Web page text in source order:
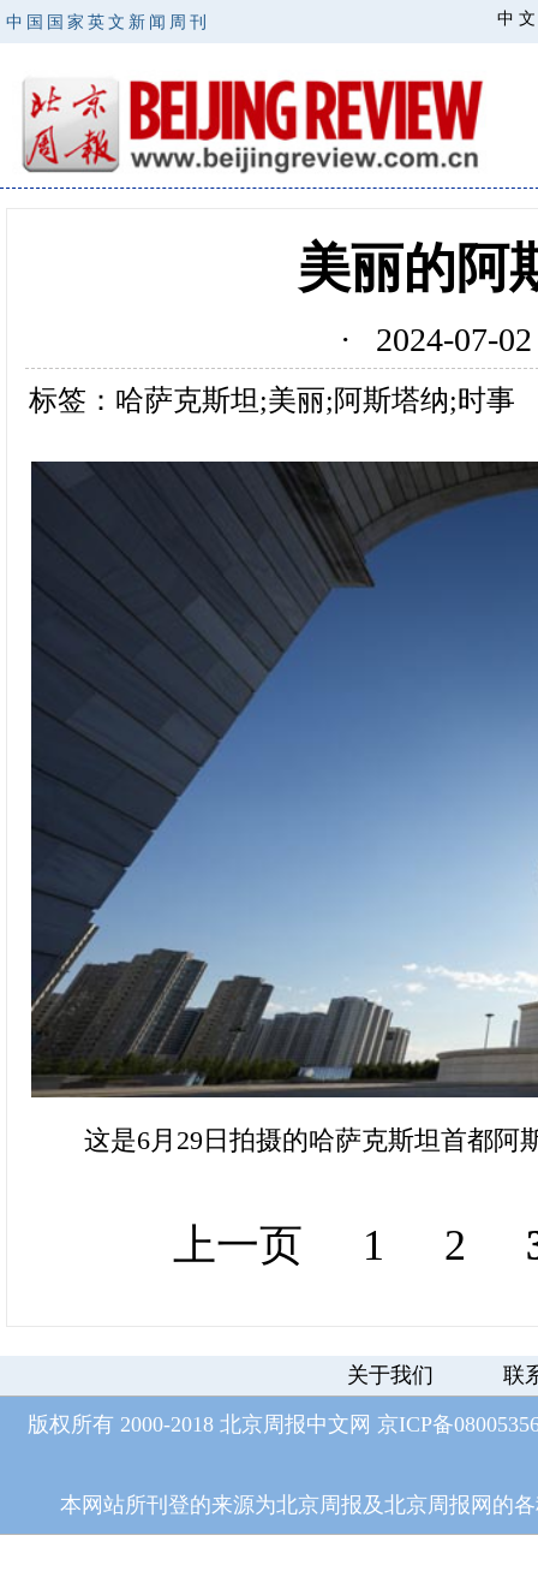
中国国家英文新闻周刊 中 文
美丽的阿
· 2024-07-
标签：哈萨克斯坦;美丽;阿斯塔纳;时事
这是6月29日拍摄的哈萨克斯坦首都阿
上一页 1 2
关于我们 联
版权所有 2000-2018 北京周报中文网 京ICP备
本网站所刊登的来源为北京周报及北京周报网的